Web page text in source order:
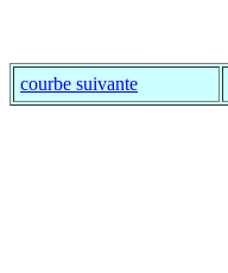
courbe suivante